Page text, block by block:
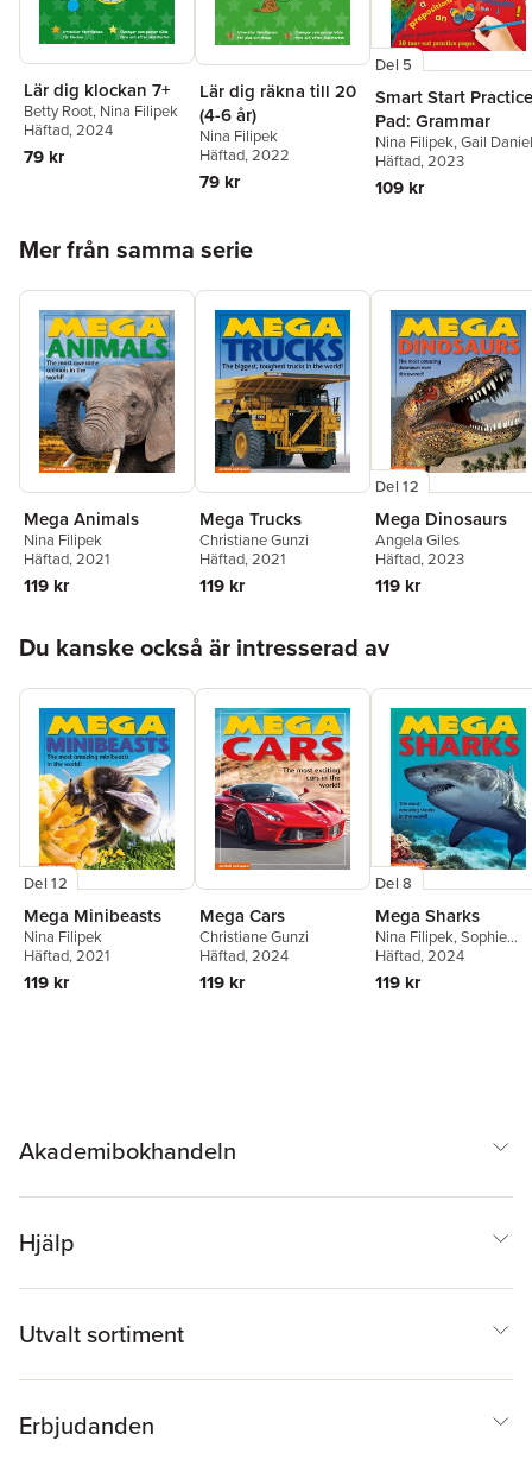
Lär dig klockan 7+
Betty Root, Nina Filipek
Häftad, 2024
79 kr
Lär dig räkna till 20
(4-6 år)
Nina Filipek
Häftad, 2022
79 kr
Del 5
Smart Start Practice
Pad: Grammar
Nina Filipek,Gail
Häftad, 2023
109 kr
Mer från samma serie
Mega Animals
Nina Filipek
Häftad, 2021
119 kr
Mega Trucks
Christiane Gunzi
Häftad, 2021
119 kr
Del 12
Mega Dinosaurs
Angela Giles
Häftad, 2023
119 kr
Du kanske också är intresserad av
Del 12
Mega Minibeasts
Nina Filipek
Häftad, 2021
119 kr
Mega Cars
Christiane Gunzi
Häftad, 2024
119 kr
Del 8
Mega Sharks
Nina Filipek,Sophie
Giles
Häftad, 2024
119 kr
Akademibokhandeln
Hjälp
Utvalt sortiment
Erbjudanden